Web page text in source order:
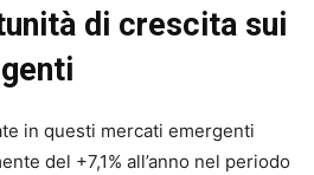
di crescita sui
in questi mercati emergenti
del +7,1% all’anno nel periodo